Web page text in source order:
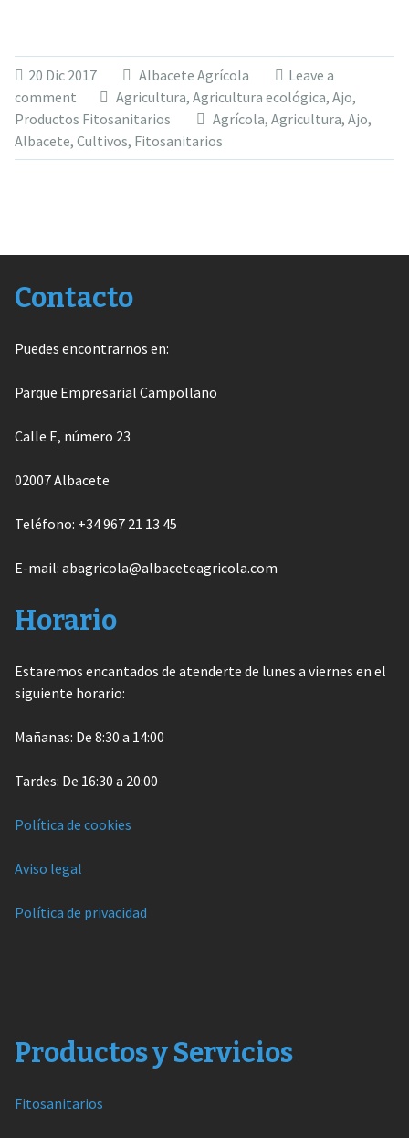
20 Dic 2017 Albacete Agrícola
Leave a
comment
Agricultura, Agricultura ecológica, Ajo,
Productos Fitosanitarios
Agrícola, Agricultura, Ajo,
Albacete, Cultivos, Fitosanitarios
Contacto
Puedes encontrarnos en:
Parque Empresarial Campollano
Calle E, número 23
02007 Albacete
Teléfono: +34 967 21 13 45
E-mail: abagricola@albaceteagricola.com
Horario
Estaremos encantados de atenderte de lunes a viernes en el
siguiente horario:
Mañanas: De 8:30 a 14:00
Tardes: De 16:30 a 20:00
Política de cookies
Aviso legal
Política de privacidad
Productos y Servicios
Fitosanitarios